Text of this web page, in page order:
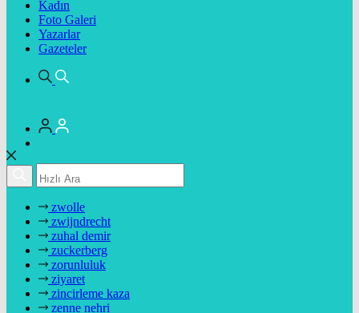
Kadın
Foto Galeri
Yazarlar
Gazeteler
zwolle
zwijndrecht
zuhal demir
zuckerberg
zorunluluk
ziyaret
zincirleme kaza
zenne nehri